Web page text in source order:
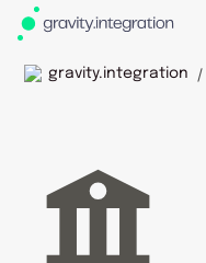
gravity.integration /